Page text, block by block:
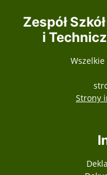
Zespół
i
Strony